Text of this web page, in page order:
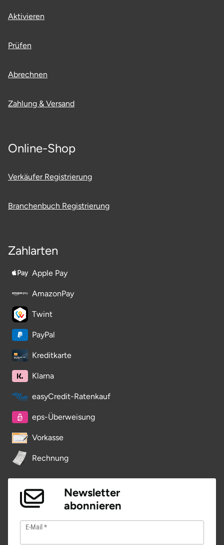
Aktivieren
Prüfen
Abrechnen
Zahlung & Versand
Online-Shop
Verkäufer Registrierung
Branchenbuch Registrierung
Zahlarten
Apple Pay
AmazonPay
Twint
PayPal
Kreditkarte
Klarna
easyCredit-Ratenkauf
eps-Überweisung
Vorkasse
Rechnung
Newsletter
abonnieren
E-Mail
Neckarsulm
Nesselwang
Neumünster
Nordwestmecklenburg
Nürnberg
Oberhavel
Oder-Spree
Oldenburg
Ostholstein
Ostprignitz-Ruppin
Oy-Mittelberg
Pinneberg
Pirna
Plön
Potsdam